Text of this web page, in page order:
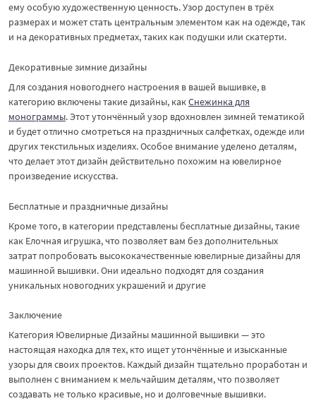
ему особую художественную ценность. Узор доступен в трёх
размерах и может стать центральным элементом как на одежде, так
и на декоративных предметах, таких как подушки или скатерти.
Декоративные зимние дизайны
Для создания новогоднего настроения в вашей вышивке, в
категорию включены такие дизайны, какСнежинка для
монограммы. Этот утончённый узор вдохновлен зимней тематикой
и будет отлично смотреться на праздничных салфетках, одежде или
других текстильных изделиях. Особое внимание уделено деталям,
что делает этот дизайн действительно похожим на ювелирное
произведение искусства.
Бесплатные и праздничные дизайны
Кроме того, в категории представлены бесплатные дизайны, такие
как Елочная игрушка, что позволяет вам без дополнительных
затрат попробовать высококачественные ювелирные дизайны для
машинной вышивки. Они идеально подходят для создания
уникальных новогодних украшений и другие
Заключение
Категория Ювелирные Дизайны машинной вышивки — это
настоящая находка для тех, кто ищет утончённые и изысканные
узоры для своих проектов. Каждый дизайн тщательно проработан и
выполнен с вниманием к мельчайшим деталям, что позволяет
создавать не только красивые, но и долговечные вышивки.